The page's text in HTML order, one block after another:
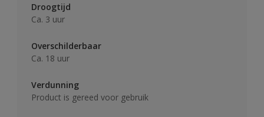
Droogtijd
Ca. 3 uur
Overschilderbaar
Ca. 18 uur
Verdunning
Product is gereed voor gebruik